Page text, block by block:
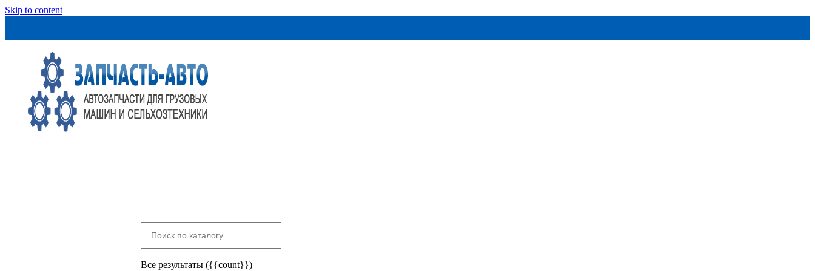
Skip to content
Все результаты ({{count}})